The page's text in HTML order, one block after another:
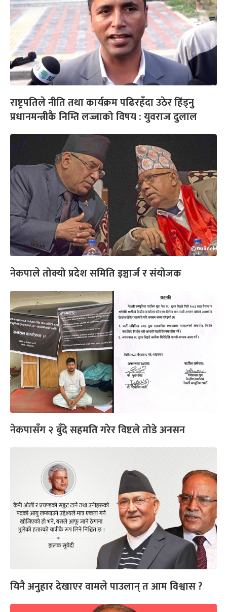
राष्ट्रपतिले नीति तथा कार्यक्रम पढिरहँदा उठेर हिँड्नु
प्रधानमन्त्रीकै निम्ति लज्जाको विषय : युवराज दुलाल
नेकपाले तोक्यो प्रदेश समिति इञ्चार्ज र संयोजक
नेकपासँग २ बुँदे सहमति गरेर विष्टले तोडे अनसन
यिनै अनुहार देखाएर वामले पाउलान् त आम विश्वास ?